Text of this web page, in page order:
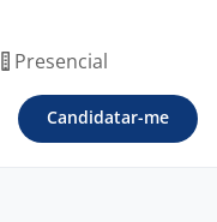
Presencial
Candidatar-me